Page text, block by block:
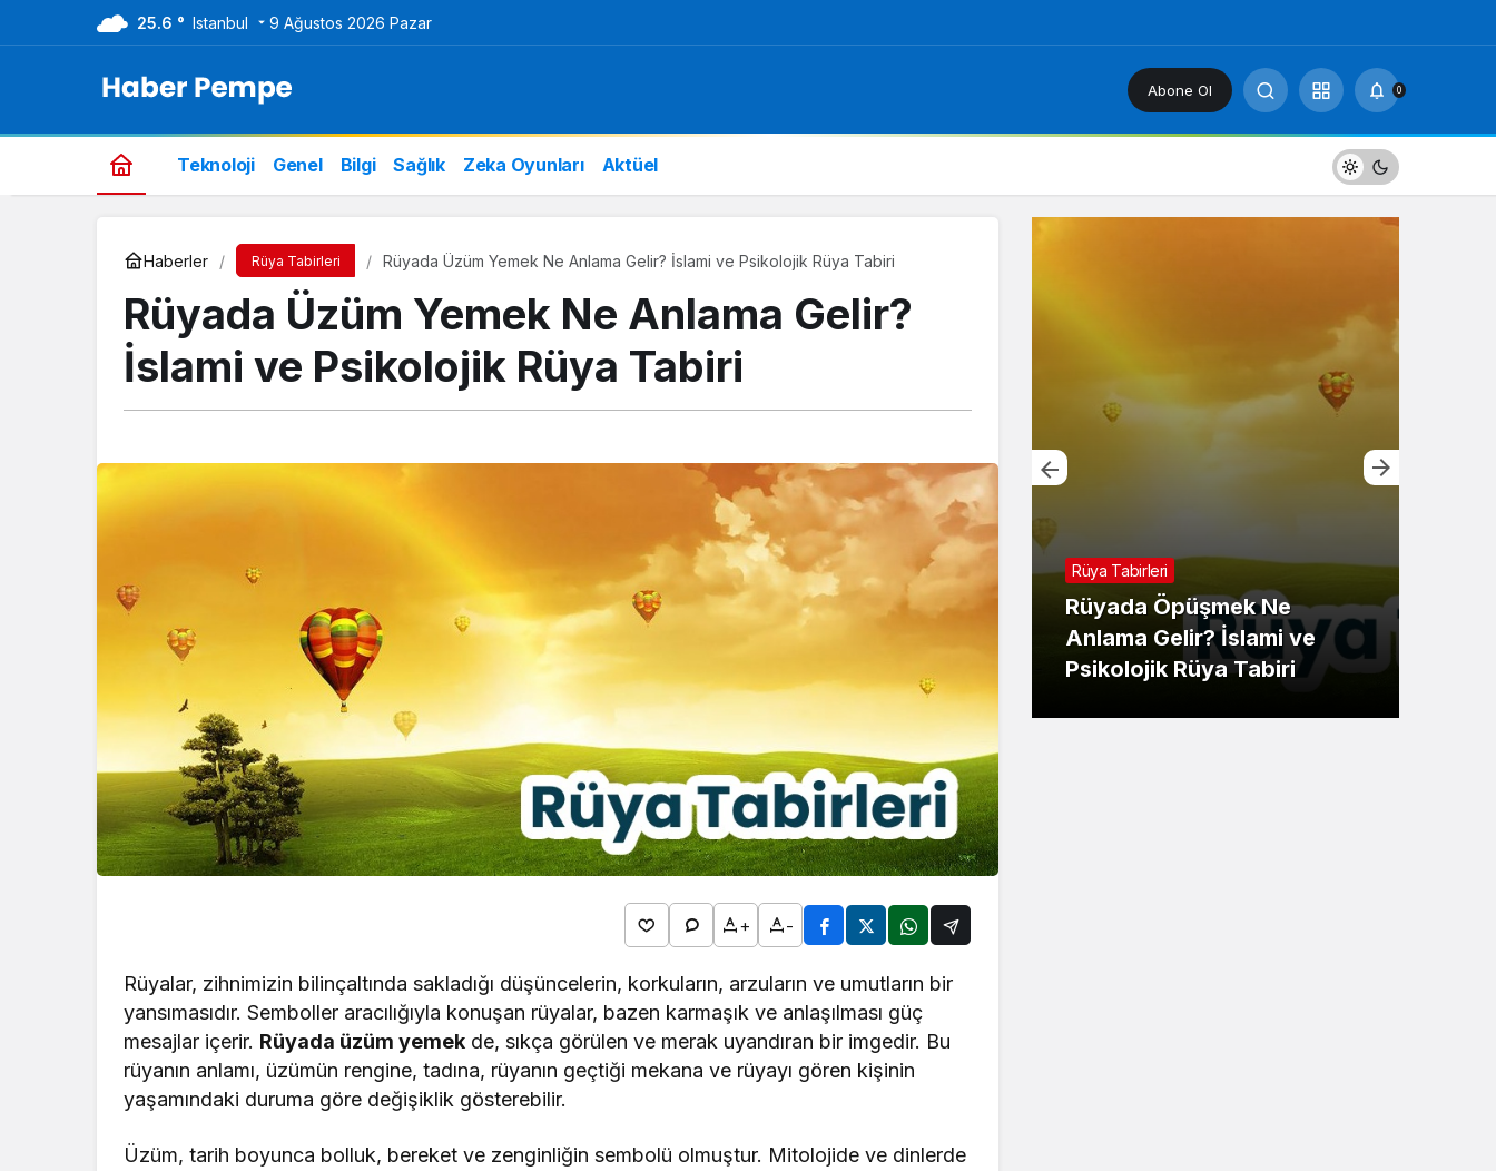
25.6 ° Istanbul 9 Ağustos 2026 Pazar
Abone Ol 0
Teknoloji Genel Bilgi Sağlık Zeka Oyunları Aktüel
Haberler Rüya Tabirleri Rüyada Üzüm Yemek Ne Anlama Gelir? İslami ve Psikolojik Rüya Tabiri
Rüyada Üzüm Yemek Ne Anlama Gelir?
İslami ve Psikolojik Rüya Tabiri
+ -
Rüyalar, zihnimizin bilinçaltında sakladığı düşüncelerin, korkuların, arzuların ve umutların bir
yansımasıdır. Semboller aracılığıyla konuşan rüyalar, bazen karmaşık ve anlaşılması güç
mesajlar içerir. Rüyada üzüm yemek de, sıkça görülen ve merak uyandıran bir imgedir. Bu
rüyanın anlamı, üzümün rengine, tadına, rüyanın geçtiği mekana ve rüyayı gören kişinin
yaşamındaki duruma göre değişiklik gösterebilir.
Üzüm, tarih boyunca bolluk, bereket ve zenginliğin sembolü olmuştur. Mitolojide ve dinlerde
Kataloğu… Bu Hafta Hangi
Ürünler İndirimli? Detayları
Görmek İçin Hemen
Tıklayın!
Rüya Tabirleri
Rüyada Kol Saati Görmek
Ne Anlama Gelir? İslami ve
Rüya Tabirleri
Rüyada Öpüşmek Ne
Anlama Gelir? İslami ve
Psikolojik Rüya Tabiri